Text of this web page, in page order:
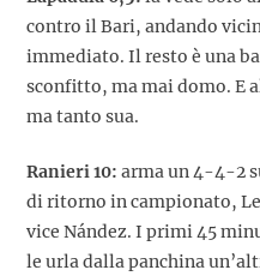
contro il Bari, andando
immediato. Il resto è una
sconfitto, ma mai domo. E
ma tanto sua.
Ranieri 10: arma un 4-4-2
di ritorno in campionato,
vice Nández. I primi 45
le urla dalla panchina